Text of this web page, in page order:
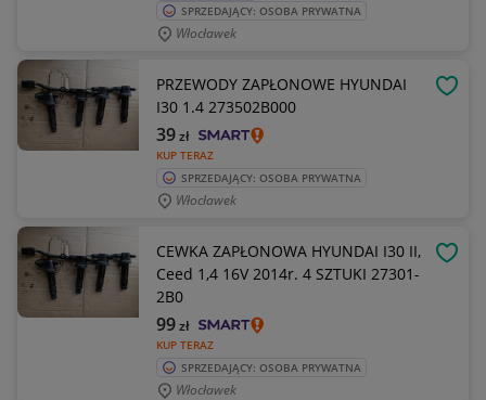
SPRZEDAJĄCY: OSOBA PRYWATNA
Włocławek
PRZEWODY ZAPŁONOWE HYUNDAI
I30 1.4 273502B000
KUP TERAZ
39zł
SPRZEDAJĄCY: OSOBA PRYWATNA
Włocławek
CEWKA ZAPŁONOWA HYUNDAI I30 II,
Ceed 1,4 16V 2014r. 4 SZTUKI 27301-
2B0
KUP TERAZ
99zł
SPRZEDAJĄCY: OSOBA PRYWATNA
Włocławek